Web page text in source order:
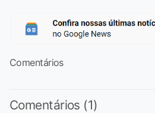
Comentários
Comentários (1)